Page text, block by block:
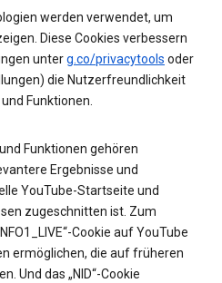
werden verwendet, um
Diese Cookies verbessern
unterg.co/privacytools oder
die Nutzerfreundlichkeit
Funktionen.
Funktionen gehören
Ergebnisse und
YouTube-Startseite und
zugeschnitten ist. Zum
Cookie auf YouTube
ermöglichen, die auf früheren
Und das „NID“-Cookie